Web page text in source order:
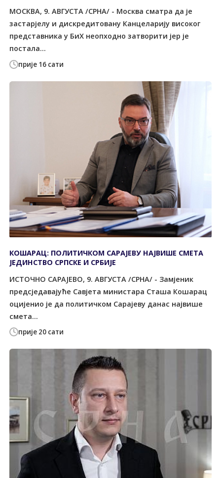
прије 16 сати
МОСКВА, 9. АВГУСТА /СРНА/ - Москва сматра да је
застарјелу и дискредитовану Канцеларију високог
представника у БиХ неопходно затворити јер је
постала...
прије 20 сати
КОШАРАЦ: ПОЛИТИЧКОМ САРАЈЕВУ НАЈВИШЕ СМЕТА
ЈЕДИНСТВО СРПСКЕ И СРБИЈЕ
ИСТОЧНО САРАЈЕВО, 9. АВГУСТА /СРНА/ - Замјеник
предсједавајуће Савјета министара Сташа Кошарац
оцијенио је да политичком Сарајеву данас највише
смета...